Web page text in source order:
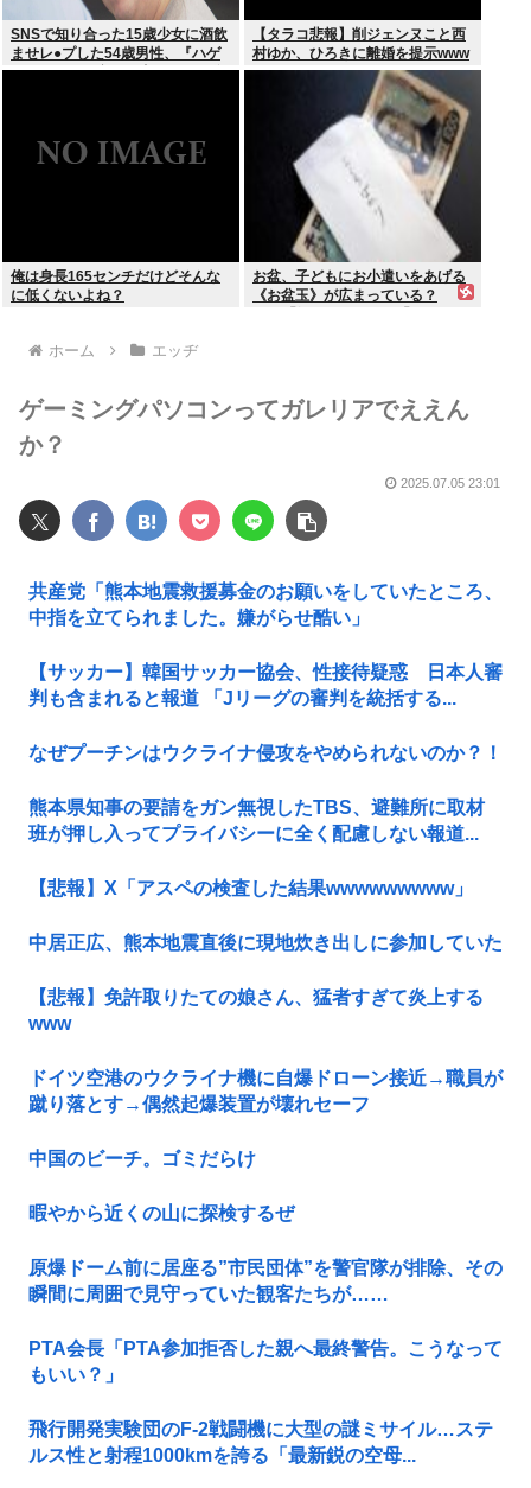
SNSで知り合った15歳少女に酒飲
ませレ●プした54歳男性、『ハゲ
かどうか』で意見が真っ二つに分
【タラコ悲報】削ジェンヌこと西
村ゆか、ひろきに離婚を提示www
俺は身長165センチだけどそんな
に低くないよね？
お盆、子どもにお小遣いをあげる
《お盆玉》が広まっている？
ホーム エッヂ
ゲーミングパソコンってガレリアでええん
か？
2025.07.05 23:01
共産党「熊本地震救援募金のお願いをしていたところ、
中指を立てられました。嫌がらせ酷い」
【サッカー】韓国サッカー協会、性接待疑惑 日本人審
判も含まれると報道 「Jリーグの審判を統括する...
なぜプーチンはウクライナ侵攻をやめられないのか？！
熊本県知事の要請をガン無視したTBS、避難所に取材
班が押し入ってプライバシーに全く配慮しない報道...
【悲報】X「アスペの検査した結果wwwwwwwww」
中居正広、熊本地震直後に現地炊き出しに参加していた
【悲報】免許取りたての娘さん、猛者すぎて炎上する
www
ドイツ空港のウクライナ機に自爆ドローン接近→職員が
蹴り落とす→偶然起爆装置が壊れセーフ
中国のビーチ。ゴミだらけ
暇やから近くの山に探検するぜ
原爆ドーム前に居座る”市民団体”を警官隊が排除、その
瞬間に周囲で見守っていた観客たちが……
PTA会長「PTA参加拒否した親へ最終警告。こうなって
もいい？」
飛行開発実験団のF-2戦闘機に大型の謎ミサイル…ステ
ルス性と射程1000kmを誇る「最新鋭の空母...